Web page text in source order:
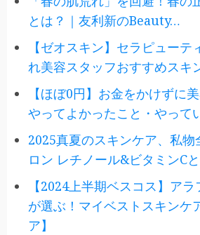
とは？｜友利新のBeauty…
【ゼオスキン】セラピューテ
れ美容スタッフおすすめスキ
【ほぼ0円】お金をかけずに
やってよかったこと・やって
2025真夏のスキンケア、私
ロン レチノール&ビタミンCと
【2024上半期ベスコス】ア
が選ぶ！マイベストスキンケ
ア】